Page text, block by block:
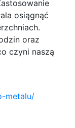
osiągnąć
oraz
czyni naszą
metalu/